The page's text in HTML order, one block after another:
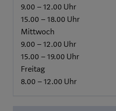
9.00 – 12.00 Uhr
15.00 – 18.00 Uhr
Mittwoch
9.00 – 12.00 Uhr
15.00 – 19.00 Uhr
Freitag
8.00 – 12.00 Uhr